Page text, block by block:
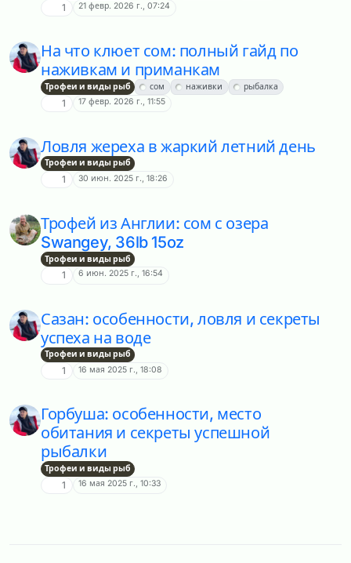
1 21 февр. 2026 г., 07:24
На что клюет сом: полный гайд по
наживкам и приманкам
Трофеи и виды рыб сом наживки рыбалка
1 17 февр. 2026 г., 11:55
Ловля жереха в жаркий летний день
Трофеи и виды рыб
1 30 июн. 2025 г., 18:26
Трофей из Англии: сом с озера
Swangey, 36lb 15oz
Трофеи и виды рыб
1 6 июн. 2025 г., 16:54
Сазан: особенности, ловля и секреты
успеха на воде
Трофеи и виды рыб
1 16 мая 2025 г., 18:08
Горбуша: особенности, место
обитания и секреты успешной
рыбалки
Трофеи и виды рыб
1 16 мая 2025 г., 10:33